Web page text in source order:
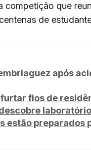
competição que
de
após
furtar fios de
estão preparados